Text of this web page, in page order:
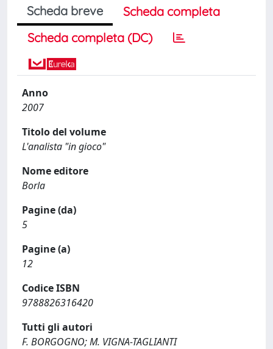
Scheda breve
Scheda completa
Scheda completa (DC)
Anno
2007
Titolo del volume
L'analista "in gioco"
Nome editore
Borla
Pagine (da)
5
Pagine (a)
12
Codice ISBN
9788826316420
Tutti gli autori
F. BORGOGNO; M. VIGNA-TAGLIANTI